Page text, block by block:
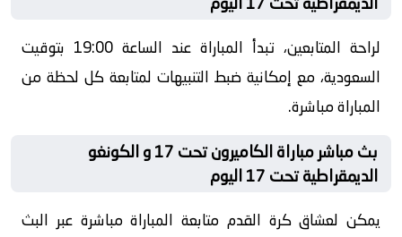
لراحة المتابعين، تبدأ المباراة عند الساعة 19:00 بتوقيت
السعودية، مع إمكانية ضبط التنبيهات لمتابعة كل لحظة من
المباراة مباشرة.
بث مباشر مباراة الكاميرون تحت 17 و الكونغو
الديمقراطية تحت 17 اليوم
يمكن لعشاق كرة القدم متابعة المباراة مباشرة عبر البث